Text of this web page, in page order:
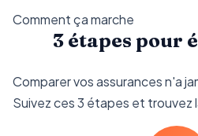
Comment ça marche
3 étapes pour
Comparer vos assurances n'a
Suivez ces 3 étapes et trouvez